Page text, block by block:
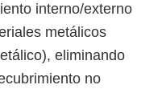
interno/externo
metálicos
eliminando
no